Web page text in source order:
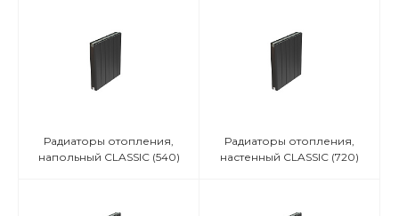
Радиаторы отопления,
напольный CLASSIC (540)
Радиаторы отопления,
настенный CLASSIC (720)